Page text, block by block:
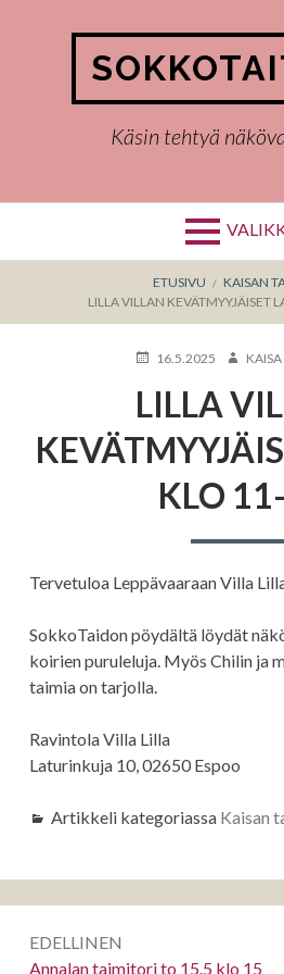
Käsin tehtyä
MURUPOLKU
ETUSIVU
KAISAN
LILLA VILLAN KEVÄTMYYJÄISET
KIRJOITETTU
16.5.2025
LILLA
KLO
Tervetuloa Leppävaaraan Villa
SokkoTaidon pöydältä löydät
koirien puruleluja. Myös Chilin ja
taimia on tarjolla.
Ravintola Villa Lilla
Laturinkuja 10, 02650 Espoo
Artikkeli kategoriassa Kaisan
selaus
EDELLINEN
Edellinen:
Annalan taimitori to 15.5 klo 15